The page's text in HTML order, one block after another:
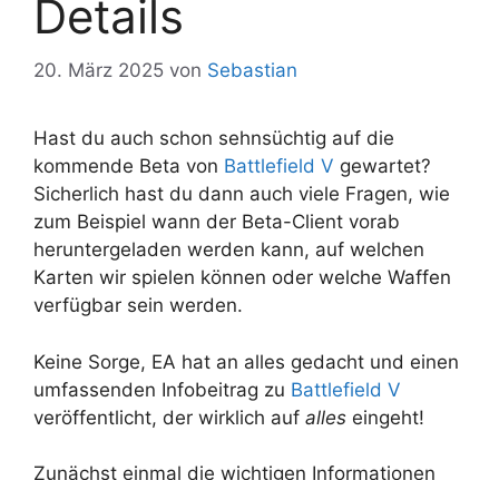
Details
20. März 2025 von Sebastian
Hast du auch schon sehnsüchtig auf die
kommende Beta von Battlefield V gewartet?
Sicherlich hast du dann auch viele Fragen, wie
zum Beispiel wann der Beta-Client vorab
heruntergeladen werden kann, auf welchen
Karten wir spielen können oder welche Waffen
verfügbar sein werden.
Keine Sorge, EA hat an alles gedacht und einen
umfassenden Infobeitrag zu Battlefield V
veröffentlicht, der wirklich auf alles eingeht!
Zunächst einmal die wichtigen Informationen